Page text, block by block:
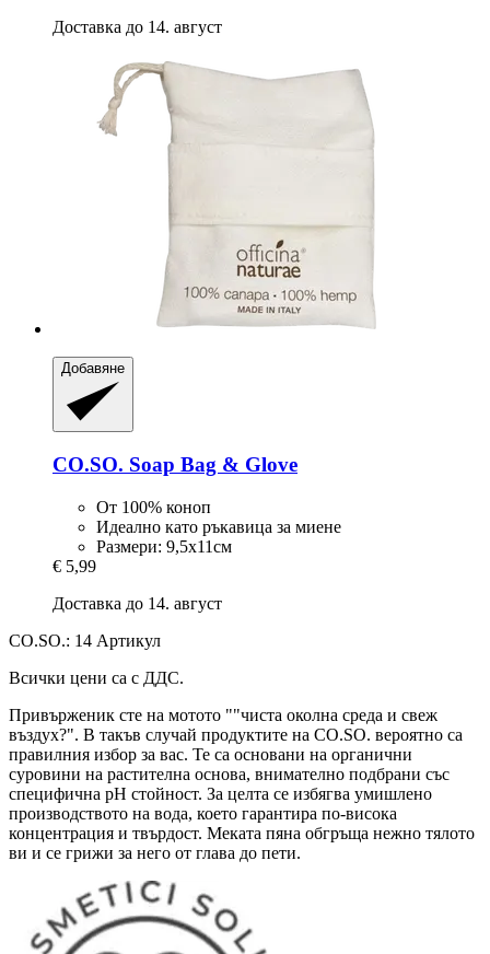
Доставка до 14. август
Добавяне
CO.SO. Soap Bag & Glove
От 100% коноп
Идеално като ръкавица за миене
Размери: 9,5х11см
€ 5,99
Доставка до 14. август
CO.SO.: 14 Артикул
Всички цени са с ДДС.
Привърженик сте на мотото ""чиста околна среда и свеж
въздух?". В такъв случай продуктите на CO.SO. вероятно са
правилния избор за вас. Те са основани на органични
суровини на растителна основа, внимателно подбрани със
специфична рН стойност. За целта се избягва умишлено
производството на вода, което гарантира по-висока
концентрация и твърдост. Меката пяна обгръща нежно тялото
ви и се грижи за него от глава до пети.